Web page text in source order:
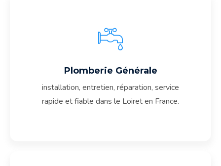
Plomberie Générale
installation, entretien, réparation, service
rapide et fiable dans le Loiret en France.
En Savoir Plus